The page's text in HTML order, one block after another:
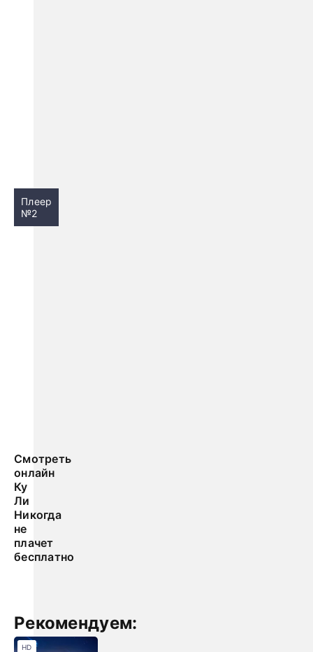
Плеер
№2
Смотреть
онлайн
Ку
Ли
Никогда
не
плачет
бесплатно
Рекомендуем:
HD